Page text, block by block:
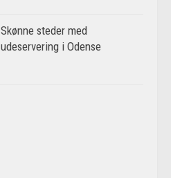
Skønne steder med
udeservering i Odense